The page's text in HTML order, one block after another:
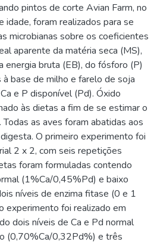
pintos de corte Avian Farm, no
foram realizados para se
microbianas sobre os coeficientes
aparente da matéria seca (MS),
energia bruta (EB), do fósforo (P)
base de milho e farelo de soja
e P disponível (Pd). Óxido
às dietas a fim de se estimar o
as aves foram abatidas aos
O primeiro experimento foi
2 x 2, com seis repetições
foram formuladas contendo
(1%Ca/0,45%Pd) e baixo
níveis de enzima fitase (0 e 1
experimento foi realizado em
dois níveis de Ca e Pd normal
(0,70%Ca/0,32Pd%) e três